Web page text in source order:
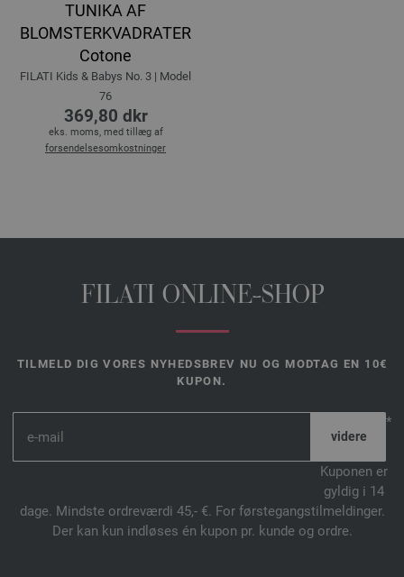
TUNIKA AF
BLOMSTERKVADRATER
Cotone
FILATI Kids & Babys No. 3 | Model
76
369,80 dkr
eks. moms, med tillæg af
forsendelsesomkostninger
FILATI ONLINE-SHOP
TILMELD DIG VORES NYHEDSBREV NU OG MODTAG EN 10€
KUPON.
*
Kuponen er
gyldig i 14
dage. Mindste ordreværdi 45,- €. For førstegangstilmeldinger.
Der kan kun indløses én kupon pr. kunde og ordre.